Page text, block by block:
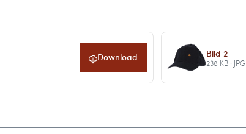
Download Bild 2
238 KB · JPG